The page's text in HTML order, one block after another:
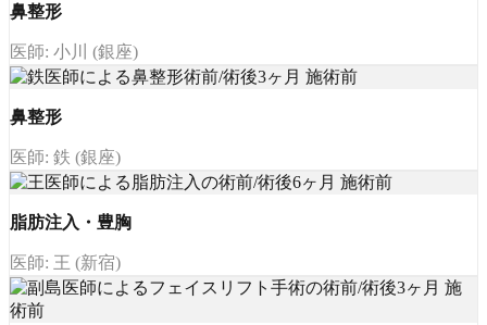
鼻整形
医師: 小川 (銀座)
鼻整形
医師: 鉄 (銀座)
脂肪注入・豊胸
医師: 王 (新宿)